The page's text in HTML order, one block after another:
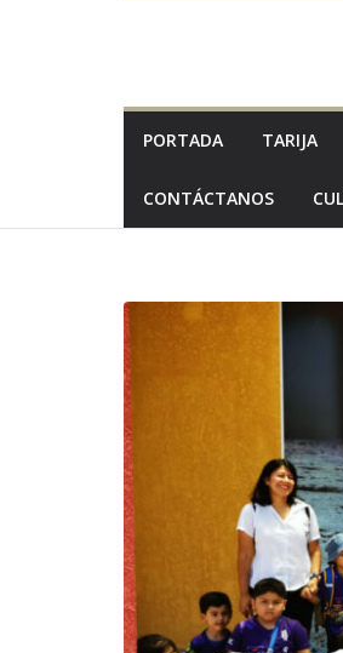
PORTADA TARIJA
CONTÁCTANOS